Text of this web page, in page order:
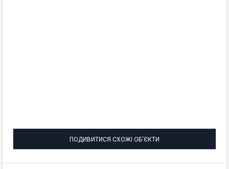
ПОДИВИТИСЯ СХОЖІ ОБ'ЄКТИ